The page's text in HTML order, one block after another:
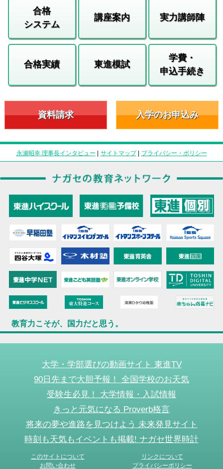
合格
システム
講座案内 実力講師陣
合格実績 東進模試
学費・
申込手続き
資料請求 入学のお申込み
永瀬昭幸 理事長インタビュー | サイトマップ| プライバシー・ポリシー
教育力こそが、国力だと思う。
大学・学部選びの動画サイト 東進TV
90日先まで大胆予報！ 全国学校のお天気
受験生必見！ 大学情報・入試情報
きっと元気になる Proverb格言
将来の夢や進路を見つけよう 未来発見サイト
時刻も天気もイベントも掲載! ナガセ世界時計
このサイトについて
リンクについて
お問い合わせ
プライバシーポリシー